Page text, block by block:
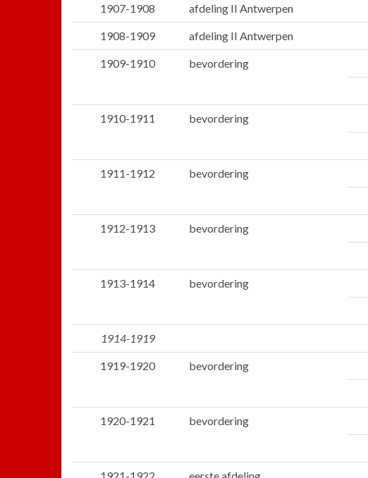
1907-1908 afdeling II Antwerpen
1908-1909 afdeling II Antwerpen
1909-1910 bevordering
1910-1911 bevordering
1911-1912 bevordering
1912-1913 bevordering
1913-1914 bevordering
1914-1919
1919-1920 bevordering
1920-1921 bevordering